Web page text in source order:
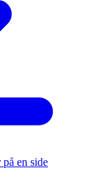
en side